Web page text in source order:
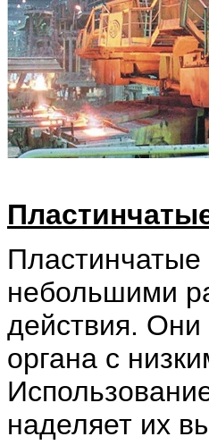
Пластинчатые
небольшими
действия.
органа с
наделяет их